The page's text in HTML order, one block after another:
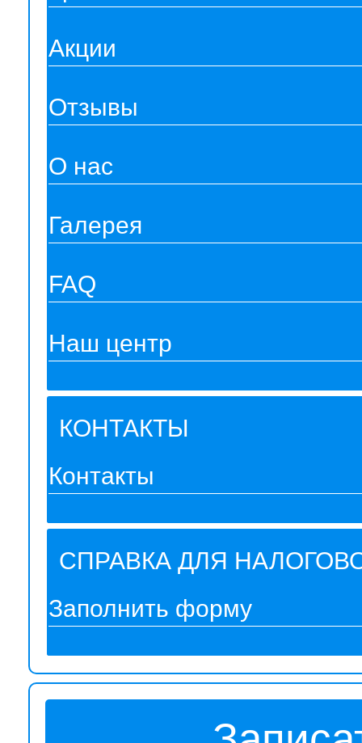
Акции
Отзывы
О нас
Галерея
FAQ
Наш центр
КОНТАКТЫ
Контакты
СПРАВКА ДЛЯ
Заполнить форму